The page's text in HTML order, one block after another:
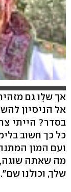
אך שלֵו גם
אל הניסיון
בסדר? הייתי
כל כך חשוב
ועם המון
מה שאתה שוגה,
שלך, וכולנו שם".